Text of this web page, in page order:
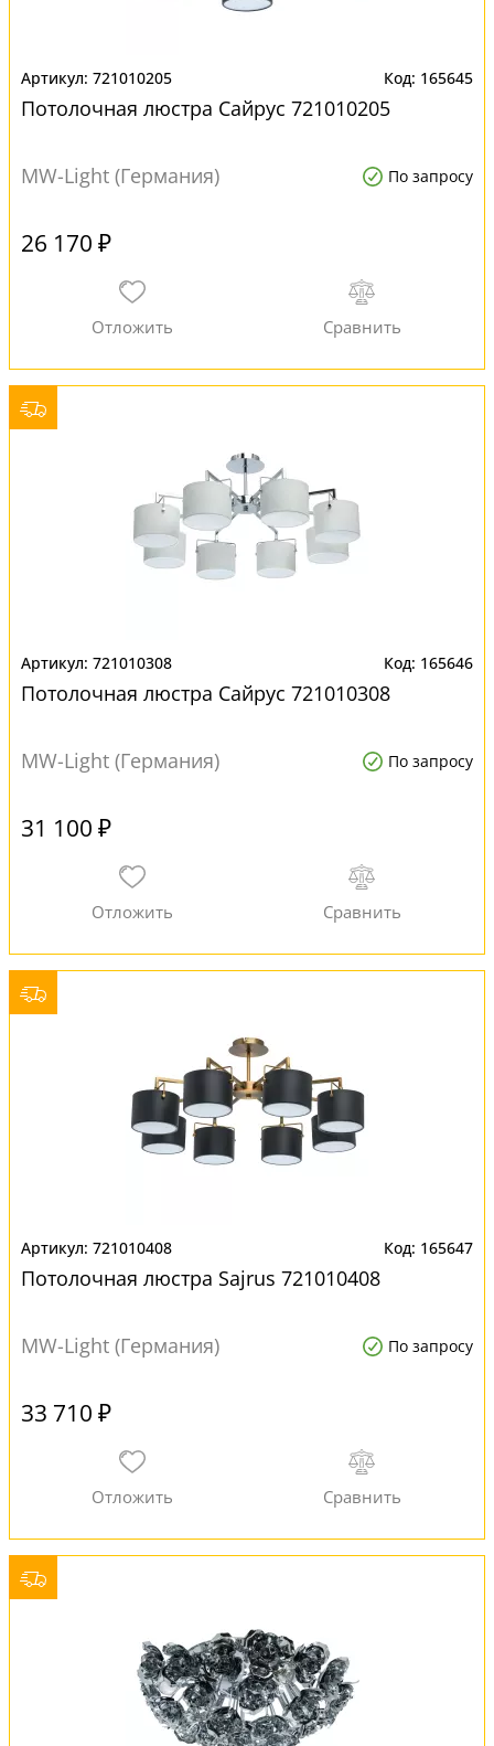
721010205 165645
Потолочная люстра Сайрус 721010205
MW-Light (Германия) По запросу
26 170 ₽
721010308 165646
Потолочная люстра Сайрус 721010308
MW-Light (Германия) По запросу
31 100 ₽
721010408 165647
Потолочная люстра Sajrus 721010408
MW-Light (Германия) По запросу
33 710 ₽